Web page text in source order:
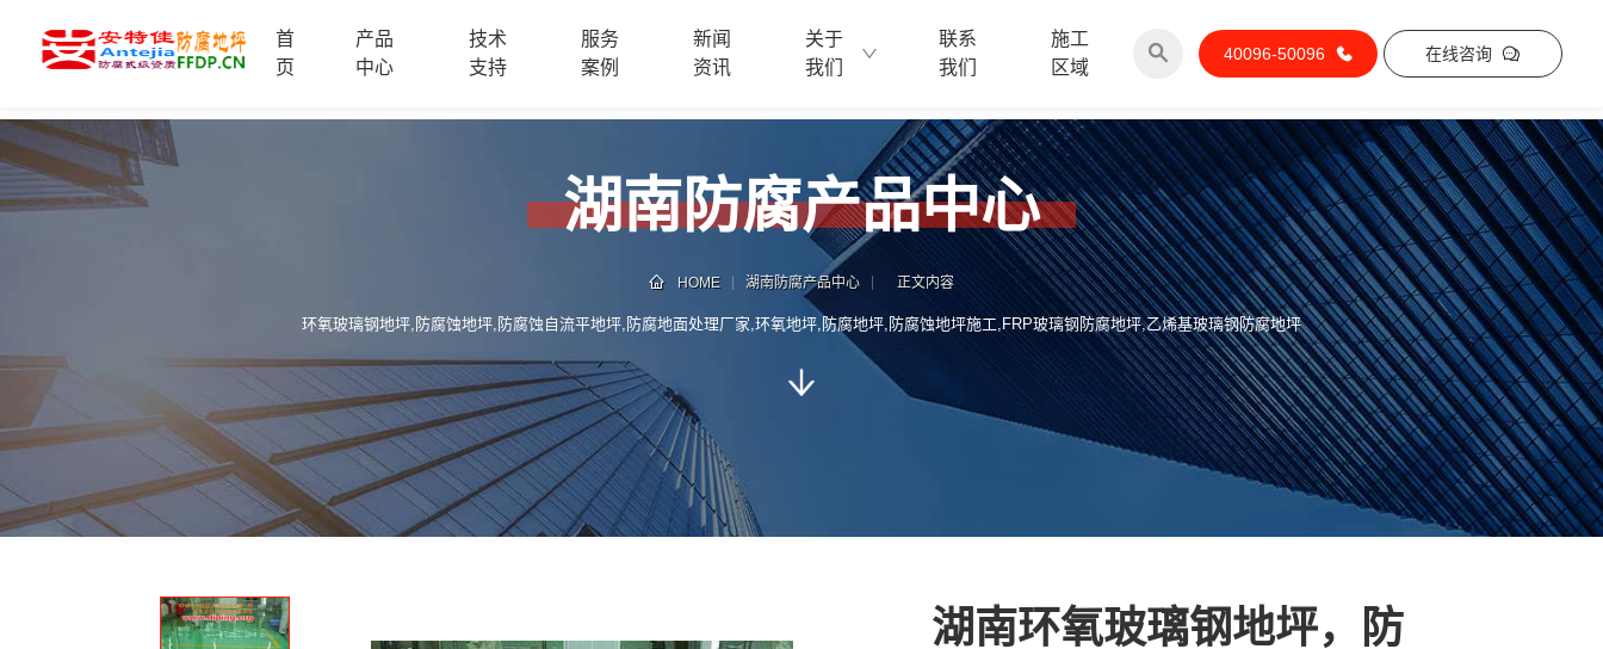
首
页
产品
中心
技术
支持
服务
案例
新闻
资讯
关于
我们
联系
我们
施工
区域
40096-50096 在线咨询
品
中
心
技
术
资
区
联
系
我
电
话
咨
湖南防腐产品中心
HOME 湖南防腐产品中心 正文内容
环氧玻璃钢地坪,防腐蚀地坪,防腐蚀自流平地坪,防腐地面处理厂家,环氧地坪,防腐地坪,防腐蚀地坪施工,FRP玻璃钢防腐地坪,乙烯基玻璃钢防腐地坪
湖南环氧玻璃钢地坪，防